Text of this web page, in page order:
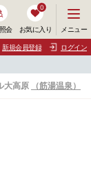
会 お気に入り
0
ニ
ュ
ー
開
く
メニュー
新規会員登録 ログイン
大高原 （筋湯温泉）